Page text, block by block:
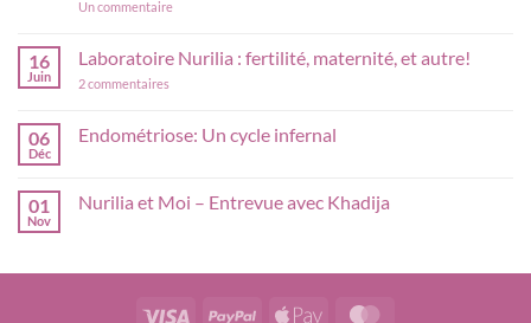
Un commentairesur
Produits
Nurilia:
votre
16
Juin
Laboratoire Nurilia : fertilité, maternité, et autre!
2 commentaires
fertilité,
06
Déc
Endométriose: Un cycle infernal
Endométriose:
01
Nov
Nurilia et Moi – Entrevue avec Khadija
Nurilia
Visa PayPal Apple